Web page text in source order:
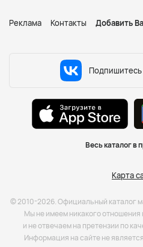
Реклама Контакты Добавить
Подпишитесь
Весь каталог в
Карта
© 2010-2026. Официальный каталог
Мы не имеем никакого
и не отвечаем на претензии по
Информация на сайте не